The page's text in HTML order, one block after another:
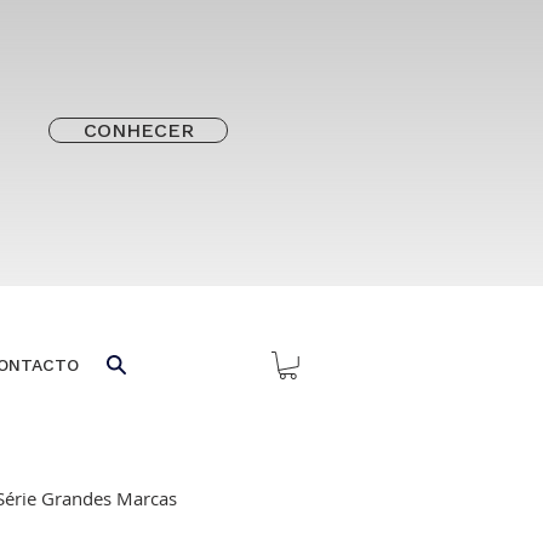
CONHECER
Grandes Marcas